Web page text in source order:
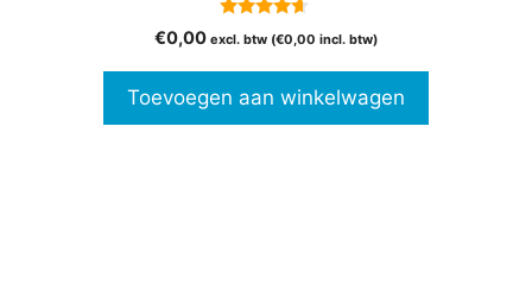
van 5
€0,00 excl. btw (€0,00 incl. btw)
Toevoegen aan winkelwagen